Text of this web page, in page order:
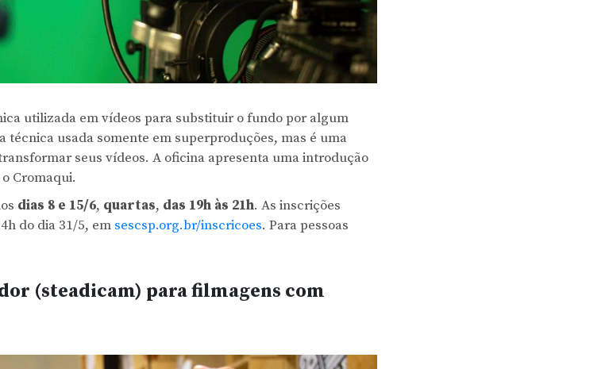
utilizada em vídeos para substituir o fundo por algum
técnica usada somente em superproduções, mas é uma
seus vídeos. A oficina apresenta uma introdução
Cromaqui.
dias 8 e 15/6, quartas, das 19h às 21h. As inscrições
do dia 31/5, em sescsp.org.br/inscricoes. Para pessoas
(steadicam) para filmagens com